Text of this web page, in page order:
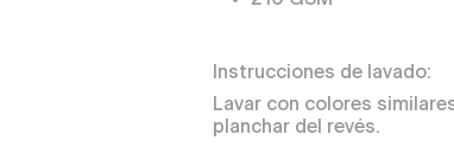
Instrucciones de lavado:
Lavar con colores
planchar del revés.